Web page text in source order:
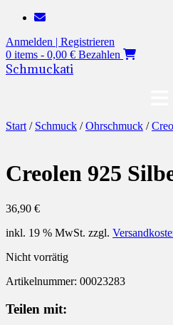
Zum
springen
Anmelden | Registrieren
0 items - 0,00 € Bezahlen
Schmuckati
Start / Schmuck /Ohrschmuck /
Creolen 925
36,90 €
inkl. 19 % MwSt. zzgl.
Nicht vorrätig
Artikelnummer: 00023283
Teilen mit: